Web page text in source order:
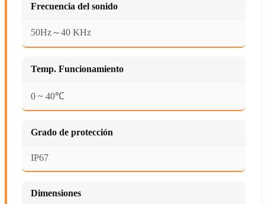
Frecuencia del sonido
50Hz～40 KHz
Temp. Funcionamiento
0 ~ 40℃
Grado de protección
IP67
Dimensiones